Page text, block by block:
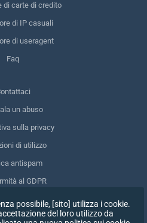
di carte di credito
di IP casuali
di useragent
Faq
un abuso
sulla privacy
di utilizzo
antispam
al GDPR
i miei dati
il consenso
possibile, [sito] utilizza i cookie.
del loro utilizzo da